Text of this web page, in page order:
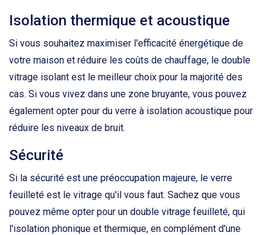
Isolation thermique et acoustique
Si vous souhaitez maximiser l'efficacité énergétique de
votre maison et réduire les coûts de chauffage, le double
vitrage isolant est le meilleur choix pour la majorité des
cas. Si vous vivez dans une zone bruyante, vous pouvez
également opter pour du verre à isolation acoustique pour
réduire les niveaux de bruit.
Sécurité
Si la sécurité est une préoccupation majeure, le verre
feuilleté est le vitrage qu'il vous faut. Sachez que vous
pouvez même opter pour un double vitrage feuilleté, qui
l'isolation phonique et thermique, en complément d'une